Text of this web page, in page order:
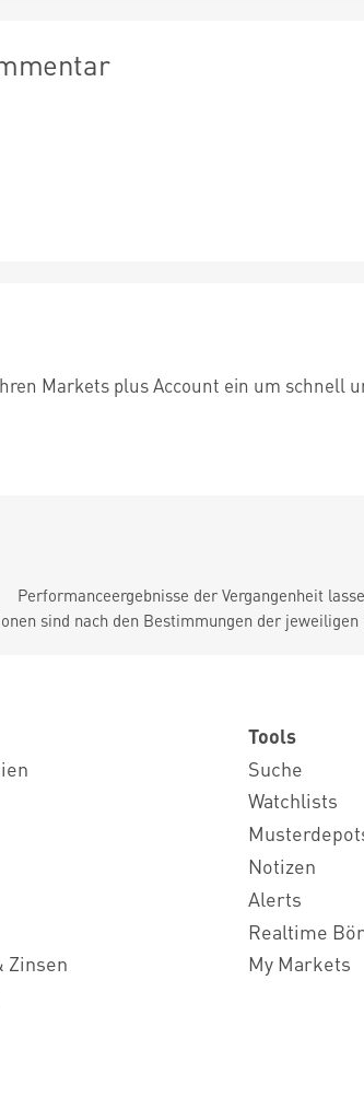
Markets plus Account ein um schnell
Performanceergebnisse der Vergangenheit
sind nach den Bestimmungen der
Zinsen
Tools
Suche
Watchlists
Notizen
Alerts
Realtime
My Markets